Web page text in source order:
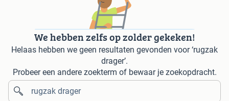
We hebben zelfs op zolder gekeken!
Helaas hebben we geen resultaten gevonden voor ‘rugzak
drager’.
Probeer een andere zoekterm of bewaar je zoekopdracht.